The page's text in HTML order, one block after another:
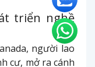
triển nghề
người lao
cư, mở ra cánh